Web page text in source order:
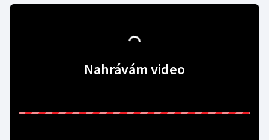
Nahrávám video